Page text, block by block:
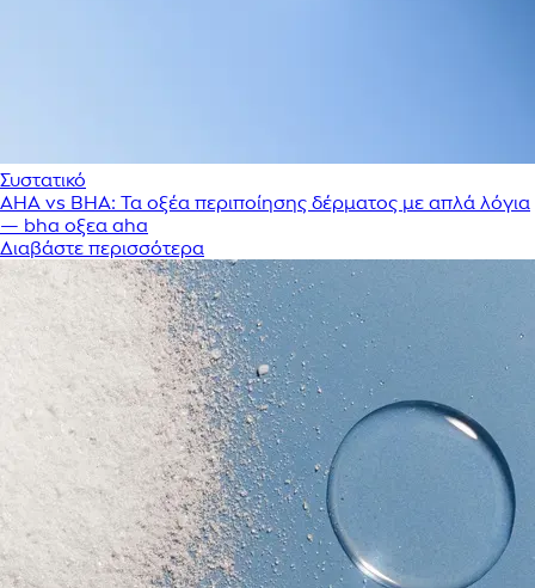
Συστατικό
AHA vs BHA: Τα οξέα περιποίησης δέρματος με απλά λόγια
— bha οξεα aha
Διαβάστε περισσότερα